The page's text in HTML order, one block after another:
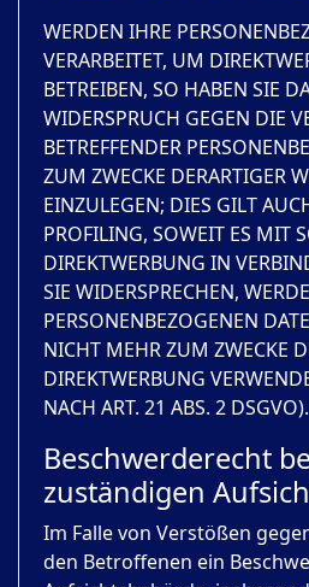
WERDEN IHRE
VERARBEITET, UM
BETREIBEN, SO HABEN SIE
WIDERSPRUCH GEGEN DIE
BETREFFENDER
ZUM ZWECKE DERARTIGER
EINZULEGEN; DIES GILT
PROFILING, SOWEIT ES MIT
DIREKTWERBUNG IN
SIE WIDERSPRECHEN,
PERSONENBEZOGENEN
NICHT MEHR ZUM ZWECKE
DIREKTWERBUNG
NACH ART. 21 ABS. 2 DSGVO).
Beschwerde­recht
zuständigen
Im Falle von Verstößen
den Betroffenen ein